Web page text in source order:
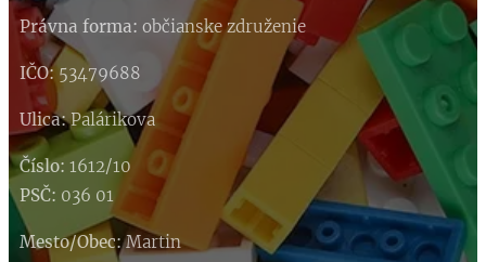
Právna forma: občianske združenie
IČO:53479688
Ulica:Palárikova
Číslo: 1612/10
PSČ: 036 01
Mesto/Obec:Martin